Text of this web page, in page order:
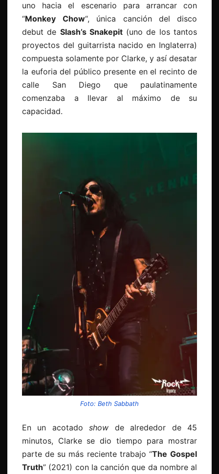
uno hacia el escenario para arrancar con
“Monkey Chow“, única canción del disco
debut de Slash’s Snakepit (uno de los tantos
proyectos del guitarrista nacido en Inglaterra)
compuesta solamente por Clarke, y así desatar
la euforia del público presente en el recinto de
calle San Diego que paulatinamente
comenzaba a llevar al máximo de su
capacidad.
Foto: Beth Sabbath
En un acotadoshow de alrededor de 45
minutos, Clarke se dio tiempo para mostrar
parte de su más reciente trabajo “The Gospel
Truth” (2021) con la canción que da nombre al